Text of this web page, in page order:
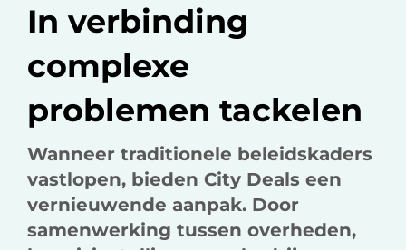
o
o
k
d
I
l
In verbinding
complexe
problemen tackelen
Wanneer traditionele beleidskaders
vastlopen, bieden City Deals een
vernieuwende aanpak. Door
samenwerking tussen overheden,